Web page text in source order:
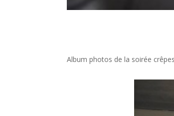
Album photos de la soirée